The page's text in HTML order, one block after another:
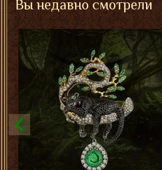
Вы недавно смотрели